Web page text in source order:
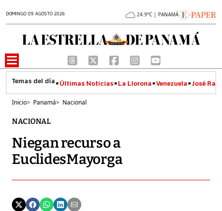
DOMINGO 09 AGOSTO 2026 24.9°C | PANAMÁ
Últimas Noticias La Llorona Venezuela José
Inicio> Panamá> Nacional
NACIONAL
Niegan recurso a
EuclidesMayorga